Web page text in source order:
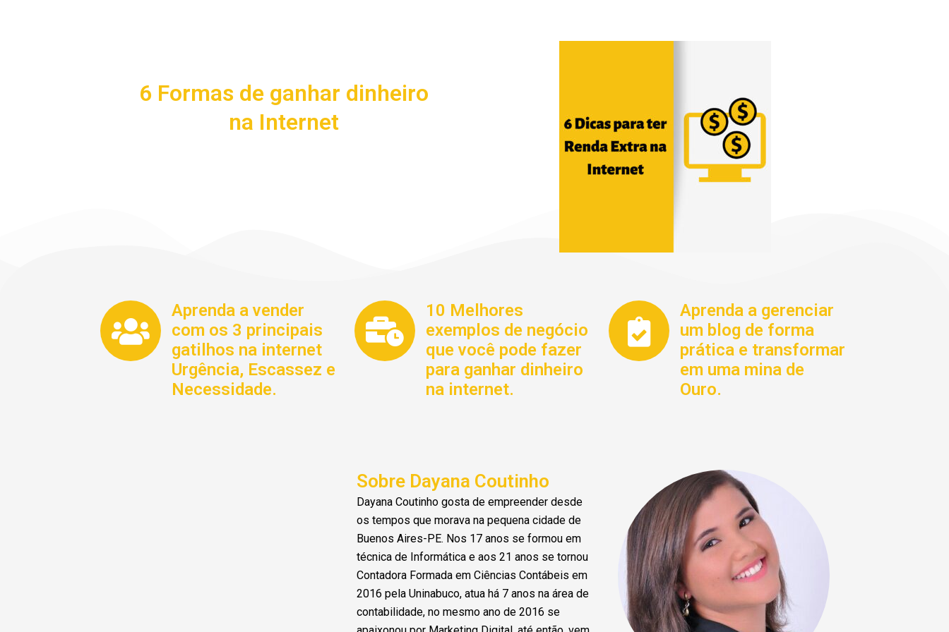
6 Formas de ganhar dinheiro
na Internet
Aprenda a vender
com os 3 principais
gatilhos na internet
Urgência, Escassez e
Necessidade.
10 Melhores
exemplos de negócio
que você pode fazer
para ganhar dinheiro
na internet.
Aprenda a gerenciar
um blog de forma
prática e transformar
em uma mina de
Ouro.
Sobre Dayana Coutinho
Dayana Coutinho gosta de empreender desde
os tempos que morava na pequena cidade de
Buenos Aires-PE. Nos 17 anos se formou em
técnica de Informática e aos 21 anos se tornou
Contadora Formada em Ciências Contábeis em
2016 pela Uninabuco, atua há 7 anos na área de
contabilidade, no mesmo ano de 2016 se